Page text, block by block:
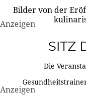
Bilder von der
Anzeigen
SITZ
Die
Anzeigen